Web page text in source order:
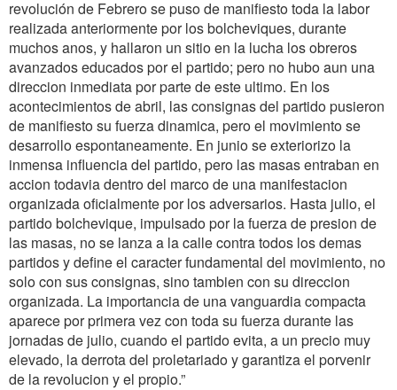
revolución de Febrero se puso de manifiesto toda la labor
realizada anteriormente por los bolcheviques, durante
muchos anos, y hallaron un sitio en la lucha los obreros
avanzados educados por el partido; pero no hubo aun una
direccion inmediata por parte de este ultimo. En los
acontecimientos de abril, las consignas del partido pusieron
de manifiesto su fuerza dinamica, pero el movimiento se
desarrollo espontaneamente. En junio se exteriorizo la
inmensa influencia del partido, pero las masas entraban en
accion todavia dentro del marco de una manifestacion
organizada oficialmente por los adversarios. Hasta julio, el
partido bolchevique, impulsado por la fuerza de presion de
las masas, no se lanza a la calle contra todos los demas
partidos y define el caracter fundamental del movimiento, no
solo con sus consignas, sino tambien con su direccion
organizada. La importancia de una vanguardia compacta
aparece por primera vez con toda su fuerza durante las
jornadas de julio, cuando el partido evita, a un precio muy
elevado, la derrota del proletariado y garantiza el porvenir
de la revolucion y el propio.”